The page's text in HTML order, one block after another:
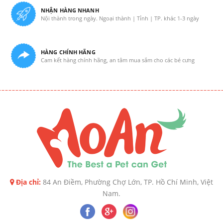
NHẬN HÀNG NHANH
Nội thành trong ngày. Ngoại thành | Tỉnh | TP. khác 1-3 ngày
HÀNG CHÍNH HÃNG
Cam kết hàng chính hãng, an tâm mua sắm cho các bé cưng
Địa chỉ: 84 An Điềm, Phường Chợ Lớn, TP. Hồ Chí Minh, Việt
Nam.